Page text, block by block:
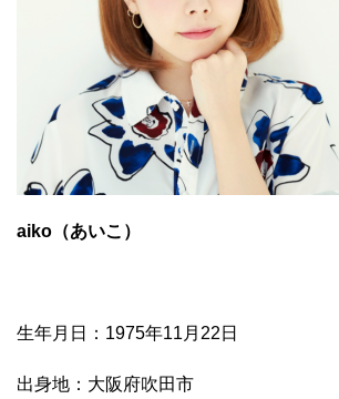
aiko（あいこ）
生年月日：1975年11月22日
出身地：大阪府吹田市